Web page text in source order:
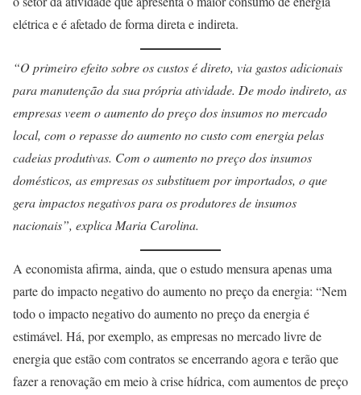
elétrica e é afetado de forma direta e indireta.
“O primeiro efeito sobre os custos é direto, via gastos adicionais
para manutenção da sua própria atividade. De modo indireto, as
empresas veem o aumento do preço dos insumos no mercado
local, com o repasse do aumento no custo com energia pelas
cadeias produtivas. Com o aumento no preço dos insumos
domésticos, as empresas os substituem por importados, o que
gera impactos negativos para os produtores de insumos
nacionais”, explica Maria Carolina.
A economista afirma, ainda, que o estudo mensura apenas uma
parte do impacto negativo do aumento no preço da energia: “Nem
todo o impacto negativo do aumento no preço da energia é
estimável. Há, por exemplo, as empresas no mercado livre de
energia que estão com contratos se encerrando agora e terão que
fazer a renovação em meio à crise hídrica, com aumentos de preço